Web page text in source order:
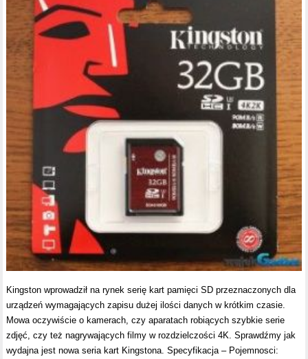
Kingston wprowadził na rynek serię kart pamięci SD przeznaczonych dla
urządzeń wymagających zapisu dużej ilości danych w krótkim czasie.
Mowa oczywiście o kamerach, czy aparatach robiących szybkie serie
zdjęć, czy też nagrywających filmy w rozdzielczości 4K. Sprawdźmy jak
wydajna jest nowa seria kart Kingstona. Specyfikacja – Pojemnosci: